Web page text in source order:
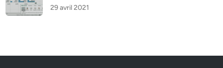
29 avril 2021